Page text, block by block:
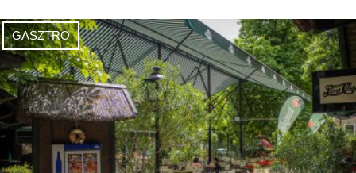
GASZTRO